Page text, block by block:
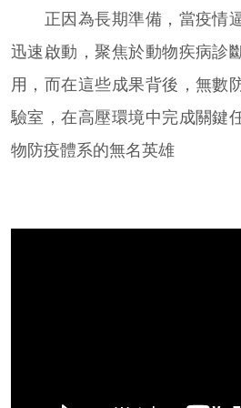
正因為長期準備，當疫情
迅速啟動，聚焦於動物疾病診
用，而在這些成果背後，無數
驗室，在高壓環境中完成關鍵
物防疫體系的無名英雄